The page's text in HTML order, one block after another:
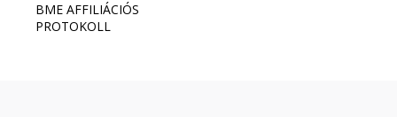
BME AFFILIÁCIÓS
PROTOKOLL